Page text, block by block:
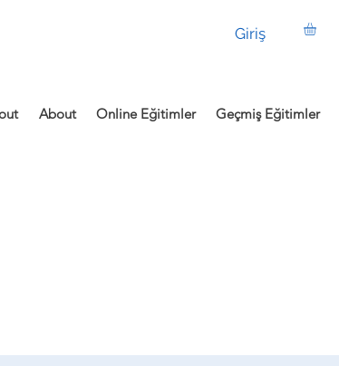
Giriş
About Online Eğitimler Geçmiş Eğitimler